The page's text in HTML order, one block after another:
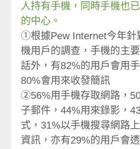
人持有手機，同時手機也
的中心。
①根據Pew Internet今年針
機用戶的調查，手機的主
話外，有82%的用戶會用
80%會用來收發簡訊
②56%用手機存取網路，
子郵件，44%用來錄影，
式，31%以手機搜尋網路
資訊，亦有29%的用戶會